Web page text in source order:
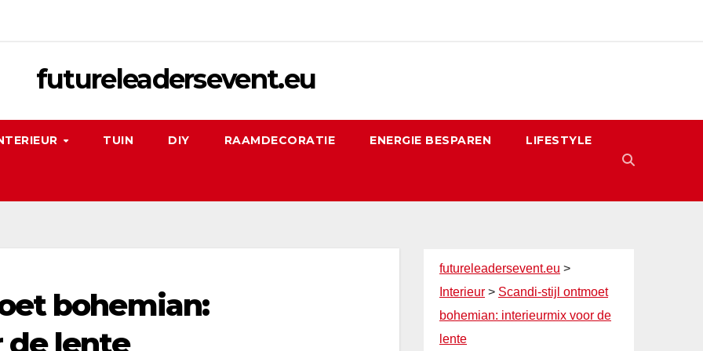
futureleadersevent.eu
TUIN DIY RAAMDECORATIE ENERGIE BESPAREN LIFESTYLE
bohemian:
lente
futureleadersevent.eu >
Interieur > Scandi-stijl ontmoet
bohemian: interieurmix voor de
lente